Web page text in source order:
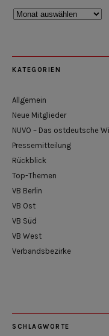
Rückblick
KATEGORIEN
Allgemein
Neue Mitglieder
NUVO – Das ostdeutsche
Pressemitteilung
Rückblick
Top-Themen
VB Berlin
VB Ost
VB Süd
VB West
Verbandsbezirke
SCHLAGWORTE